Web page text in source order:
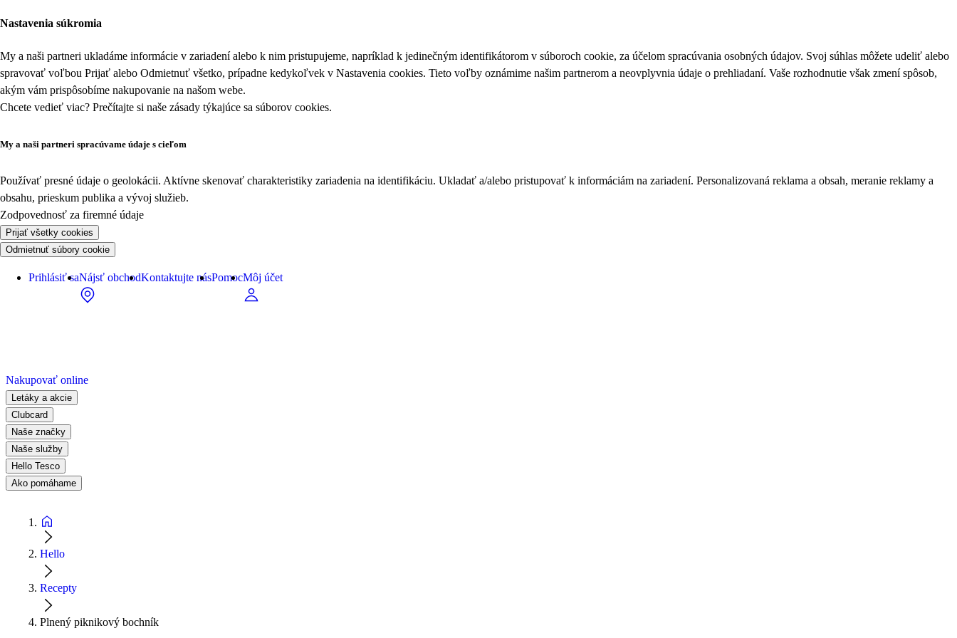
Nastavenia súkromia
My a naši partneri ukladáme informácie v zariadení alebo k nim pristupujeme, napríklad k jedinečným identifikátorom v súboroch cookie, za účelom spracúvania osobných údajov. Svoj súhlas môžete udeliť alebo
spravovať voľbou Prijať alebo Odmietnuť všetko, prípadne kedykoľvek v Nastavenia cookies. Tieto voľby oznámime našim partnerom a neovplyvnia údaje o prehliadaní. Vaše rozhodnutie však zmení spôsob,
akým vám prispôsobíme nakupovanie na našom webe.
Chcete vedieť viac? Prečítajte si naše zásady týkajúce sa súborov cookies.
My a naši partneri spracúvame údaje s cieľom
Používať presné údaje o geolokácii. Aktívne skenovať charakteristiky zariadenia na identifikáciu. Ukladať a/alebo pristupovať k informáciám na zariadení. Personalizovaná reklama a obsah, meranie reklamy a
obsahu, prieskum publika a vývoj služieb.
Zodpovednosť za firemné údaje
Prijať všetky cookies
Odmietnuť súbory cookie
Prihlásiť saNájsť obchodKontaktujte násPomocMôj účet
Nakupovať online
Letáky a akcie
Clubcard
Naše značky
Naše služby
Hello Tesco
Ako pomáhame
Hello
Recepty
Plnený piknikový bochník